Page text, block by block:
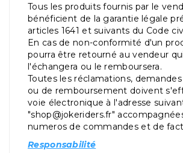
Tous les produits fournis par le
bénéficient de la garantie légale
articles 1641 et suivants du Code
En cas de non-conformité d'un
pourra être retourné au vendeur
l'échangera ou le remboursera.
Toutes les réclamations,
ou de remboursement doivent
voie électronique à l'adresse
"shop@jokeriders.fr"
numeros de commandes et de
Responsabilité